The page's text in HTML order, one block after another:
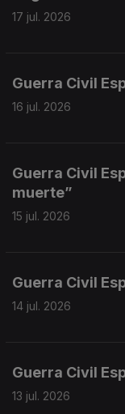
17 jul. 2026
Guerra Civil
16 jul. 2026
Guerra Civil
muerte”
15 jul. 2026
Guerra Civil
14 jul. 2026
Guerra Civil
13 jul. 2026